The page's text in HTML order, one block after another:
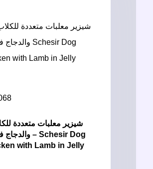
شيزير معلبات متعددة
with Lamb in Jelly